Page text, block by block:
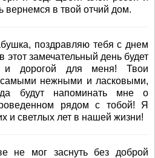
в твой отчий дом.
поздравляю тебя с днем
замечательный день будет
и дорогой для меня! Твои
самыми нежными и ласковыми,
будут напоминать мне о
рядом с тобой! Я
и светлых лет в нашей жизни!
не мог заснуть без доброй